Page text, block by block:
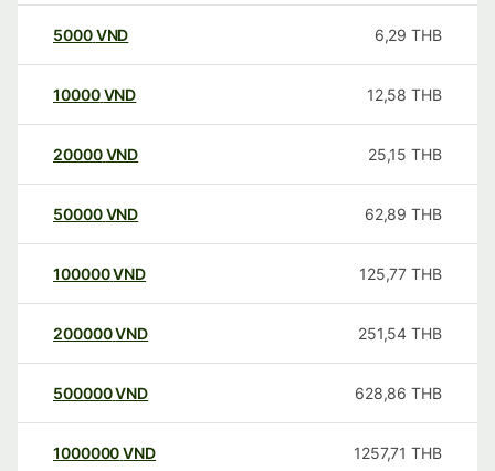
5000VND 6,29 THB
10000 VND 12,58 THB
20000 VND 25,15 THB
50000 VND 62,89 THB
100000VND 125,77 THB
200000VND 251,54 THB
500000VND 628,86 THB
1000000VND 1257,71 THB